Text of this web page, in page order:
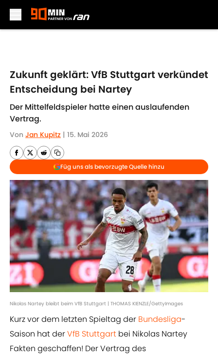
Zukunft geklärt: VfB Stuttgart verkündet
Entscheidung bei Nartey
Der Mittelfeldspieler hatte einen auslaufenden
Vertrag.
Von Jan Kupitz | 15. Mai 2026
Füg uns als bevorzugte Quelle hinzu
Nikolas Nartey bleibt beim VfB Stuttgart | THOMAS KIENZLE/GettyImages
Kurz vor dem letzten Spieltag der Bundesliga-
Saison hat derVfB Stuttgart bei Nikolas Nartey
Fakten geschaffen! Der Vertrag des